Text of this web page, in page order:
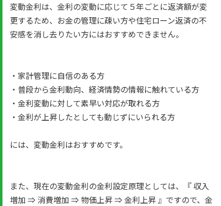
変動金利は、金利の変動に応じて５年ごとに返済額が変
更するため、お金の管理に疎い方や住宅ローン返済の不
安感を消し去りたい方にはおすすめできません。
・家計管理に自信のある方
・普段から金利動向、経済情勢の情報に触れている方
・金利変動に対して素早い対応が取れる方
・金利が上昇したとしても動じずにいられる方
には、変動金利はおすすめです。
また、現在の変動金利の金利設定原理としては、『 収入
増加 ⇒ 消費増加 ⇒ 物価上昇 ⇒ 金利上昇 』ですので、金